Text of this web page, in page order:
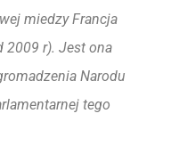
miedzy Francja
2009 r). Jest ona
Narodu
tego